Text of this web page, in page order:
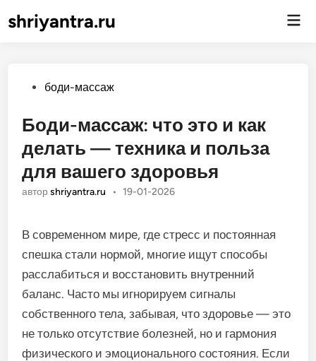
shriyantra.ru
Опубликовано
боди-массаж
Боди-массаж: что это и как
делать — техника и польза
для вашего здоровья
авторshriyantra.ru • 19-01-2026
В современном мире, где стресс и постоянная
спешка стали нормой, многие ищут способы
расслабиться и восстановить внутренний
баланс. Часто мы игнорируем сигналы
собственного тела, забывая, что здоровье — это
не только отсутствие болезней, но и гармония
физического и эмоционального состояния. Если